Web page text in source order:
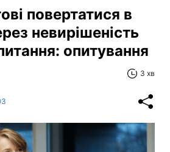
повертатися в
невирішеність
опитування
3 хв